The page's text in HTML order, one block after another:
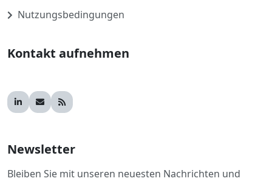
Nutzungsbedingungen
Kontakt aufnehmen
Newsletter
Bleiben Sie mit unseren neuesten Nachrichten und